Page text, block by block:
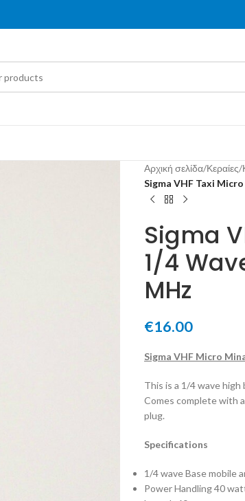
Αρχική σελίδα/Κεραίες/
Sigma VHF Taxi
Sigma
1/4
MHz
€16.00
Sigma VHF Micro
This is a 1/4 wave high
Comes complete with
plug.
Specifications
1/4 wave Base mobile
Power Handling 40